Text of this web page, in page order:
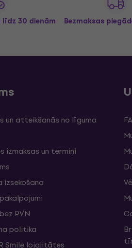
30 dienām Bezmaksas
un atteikšanās no līguma
izmaksas un termiņi
izsekošana
PVN
politika
Smile lojalitātes